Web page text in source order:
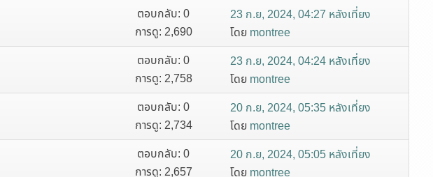
ตอบกลับ: 0
การดู: 2,690
23 ก.ย, 2024, 04:27 หลังเที่ยง
โดย montree
ตอบกลับ: 0
การดู: 2,758
23 ก.ย, 2024, 04:24 หลังเที่ยง
โดย montree
ตอบกลับ: 0
การดู: 2,734
20 ก.ย, 2024, 05:35 หลังเที่ยง
โดย montree
ตอบกลับ: 0
การดู: 2,657
20 ก.ย, 2024, 05:05 หลังเที่ยง
โดย montree